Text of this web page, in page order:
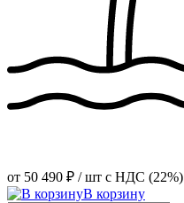
от 50 490 ₽ / шт с НДС (22%)
В корзину